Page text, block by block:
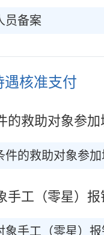
员备案
遇核准支付
的救助对象参
件的救助对象参
手工（零星）报
象手工（零星）